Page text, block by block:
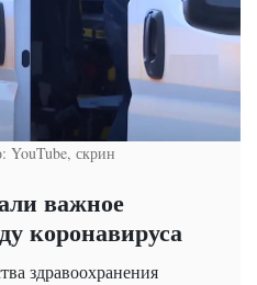
скрин
важное
коронавируса
здравоохранения